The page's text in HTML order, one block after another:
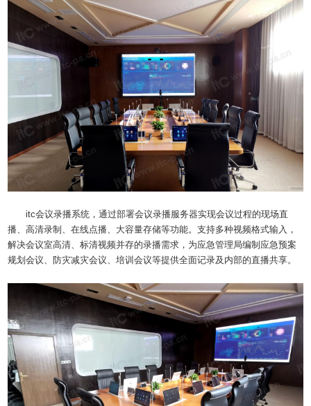
itc会议录播系统，通过部署会议录播服务器实现会议过程的现场直
播、高清录制、在线点播、大容量存储等功能。支持多种视频格式输入，
解决会议室高清、标清视频并存的录播需求，为应急管理局编制应急预案
规划会议、防灾减灾会议、培训会议等提供全面记录及内部的直播共享。